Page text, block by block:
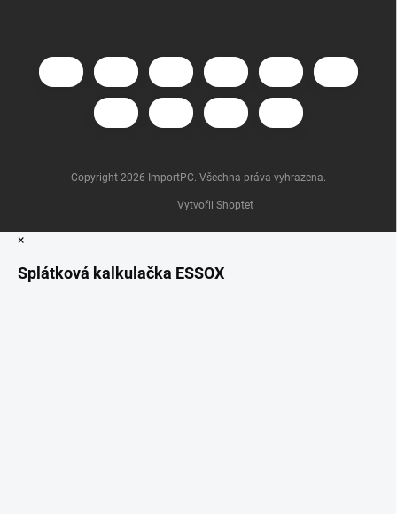
Vytvořil Shoptet
Copyright 2026 ImportPC. Všechna práva vyhrazena.
×
Splátková kalkulačka ESSOX